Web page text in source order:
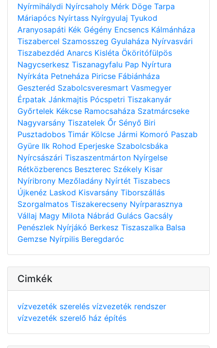
Nyírmihálydi Nyírcsaholy Mérk Döge Tarpa
Máriapócs Nyírtass Nyírgyulaj Tyukod
Aranyosapáti Kék Gégény Encsencs Kálmánháza
Tiszabercel Szamosszeg Gyulaháza Nyírvasvári
Tiszabezdéd Anarcs Kisléta Ököritófülpös
Nagycserkesz Tiszanagyfalu Pap Nyírtura
Nyírkáta Petneháza Piricse Fábiánháza
Geszteréd Szabolcsveresmart Vasmegyer
Érpatak Jánkmajtis Pócspetri Tiszakanyár
Győrtelek Kékcse Ramocsaháza Szatmárcseke
Nagyvarsány Tiszatelek Őr Sényő Biri
Pusztadobos Timár Kölcse Jármi Komoró Paszab
Gyüre Ilk Rohod Eperjeske Szabolcsbáka
Nyírcsászári Tiszaszentmárton Nyírgelse
Rétközberencs Beszterec Székely Kisar
Nyíribrony Mezőladány Nyírtét Tiszabecs
Újkenéz Laskod Kisvarsány Tiborszállás
Szorgalmatos Tiszakerecseny Nyírparasznya
Vállaj Magy Milota Nábrád Gulács Gacsály
Penészlek Nyírjákó Berkesz Tiszaszalka Balsa
Gemzse Nyírpilis Beregdaróc
Cimkék
vízvezeték szerelés vízvezeték rendszer
vízvezeték szerelő ház építés